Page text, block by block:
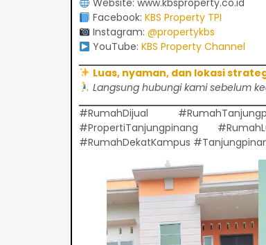
Website: www.kbsproperty.co.id
Facebook: KBS Property TPI
Instagram: @propertykbs
YouTube: KBS Property Channel
Luas, nyaman, dan lokasi
Langsung hubungi kami sebelum
#RumahDijual
#PropertiTanjungpinang
#RumahDekatKampus